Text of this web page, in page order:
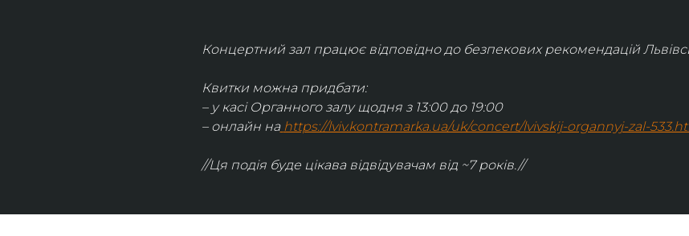
Концертний зал працює відповідно до безпекових рекомендацій
Квитки можна придбати:
– у касі Органного залу щодня з 13:00 до 19:00
– онлайн на https://lviv.kontramarka.ua/uk/concert/lvivskij-organnyj-zal-
//Ця подія буде цікава відвідувачам від ~7 років.//